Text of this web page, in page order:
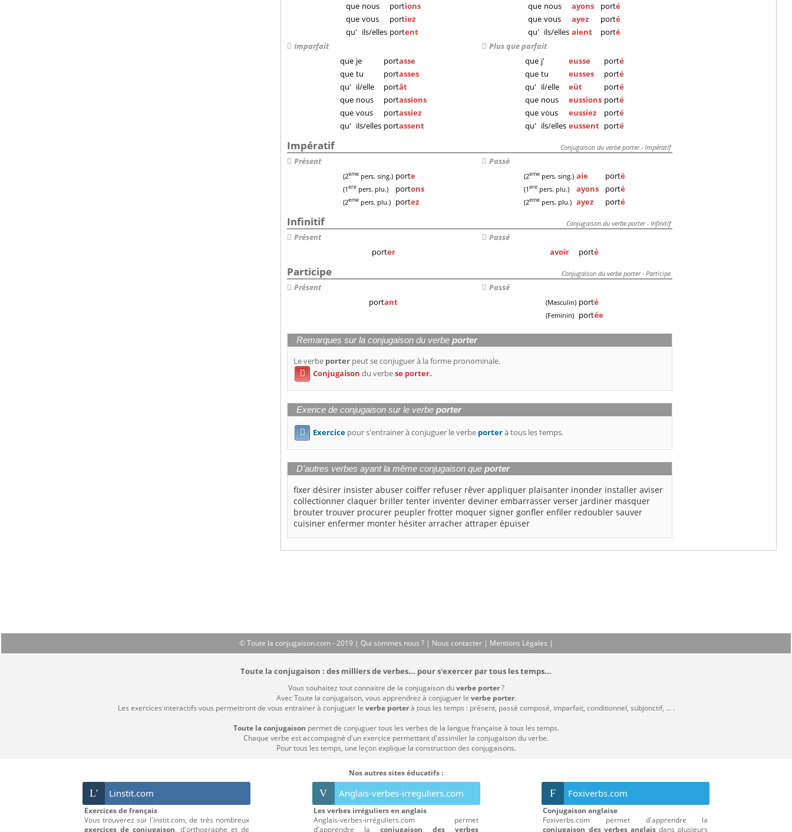
que nous portions
que vous portiez
qu' ils/elles portent
que nous ayons porté
que vous ayez porté
qu' ils/elles aient porté
Imparfait
que je portasse
que tu portasses
qu' il/elle portât
que nous portassions
que vous portassiez
qu' ils/elles portassent
Plus que parfait
que j' eusse porté
que tu eusses porté
qu' il/elle eût porté
que nous eussions porté
que vous eussiez porté
qu' ils/elles eussent porté
Conjugaison du verbe porter - Impératif
Impératif
Présent
(2emepers. sing.) porte
(1erepers. plu.) portons
(2emepers. plu.) portez
Passé
(2emepers. sing.) aie porté
(1erepers. plu.) ayons porté
(2emepers. plu.) ayez porté
Conjugaison du verbe porter - Infinitif
Infinitif
Présent
porter
Passé
avoir
porté
Conjugaison du verbe porter - Participe
Participe
Présent
portant
Passé
(Masculin) porté
(Feminin) portée
Remarques sur la conjugaison du verbeporter
Le verbe porter peut se conjuguer à la forme pronominale.
 Conjugaison du verbese porter.
Exerice de conjugaison sur le verbeporter
 Exercice pour s'entrainer à conjuguer le verbe porterà tous les temps.
D'autres verbes ayant la même conjugaison queporter
fixer désirer insister abuser coiffer refuser rêver appliquer plaisanter inonder installer aviser
collectionner claquer briller tenter inventer deviner embarrasser verser jardiner masquer
brouter trouver procurer peupler frotter moquer signer gonfler enfiler redoubler sauver
cuisiner enfermer monter hésiter arracher attraper épuiser
© Toute la conjugaison.com - 2019 | Qui sommes nous ? | Nous contacter | Mentions Légales |
Toute la conjugaison : des milliers de verbes... pour s'exercer par tous les temps...
Vous souhaitez tout connaitre de la conjugaison duverbe porter?
Avec Toute la conjugaison, vous apprendrez à conjuguer le verbe porter.
Les exercices interactifs vous permettront de vous entrainer à conjuguer le verbe porterà tous les temps : présent, passé composé, imparfait, conditionnel, subjonctif, ... .
Toute la conjugaison permet de conjuguer tous les verbes de la langue française à tous les temps.
Chaque verbe est accompagné d'un exercice permettant d'assimiler la conjugaison du verbe.
Pour tous les temps, une leçon explique la construction des conjugaisons.
Nos autres sites éducatifs :
L' Linstit.com
Exercices de français
Vous trouverez sur l'instit.com, de très nombreux
exercices de conjugaison, d'orthographe et de
V Anglais-verbes-irreguliers.com
Les verbes irréguliers en anglais
Anglais-verbes-irréguliers.com permet
d'apprendre la conjugaison des verbes
F Foxiverbs.com
Conjugaison anglaise
Foxiverbs.com permet d'apprendre la
conjugaison des verbes anglaisdans plusieurs